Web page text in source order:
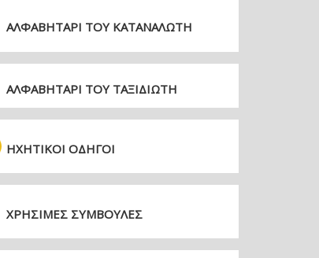
ΑΛΦΑΒΗΤΑΡΙ ΤΟΥ ΚΑΤΑΝΑΛΩΤΗ
ΑΛΦΑΒΗΤΑΡΙ ΤΟΥ ΤΑΞΙΔΙΩΤΗ
ΗΧΗΤΙΚΟΙ ΟΔΗΓΟΙ
ΧΡΗΣΙΜΕΣ ΣΥΜΒΟΥΛΕΣ